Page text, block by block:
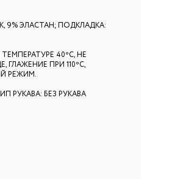
9% ЭЛАСТАН; ПОДКЛАДКА:
40ºС, НЕ
ГЛАЖЕНИЕ ПРИ 110ºС,
РЕЖИМ.
РУКАВА: БЕЗ РУКАВА